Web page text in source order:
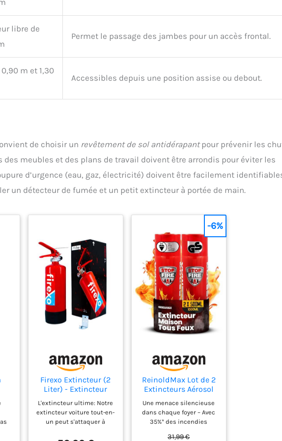
libre de
Permet le passage des jambes pour un accès frontal.
m et 1,30
Accessibles depuis une position assise ou debout.
de choisir un revêtement de sol antidérapantpour prévenir les
des meubles et des plans de travail doivent être arrondis pour éviter les
d’urgence (eau, gaz, électricité) doivent être facilement
un détecteur de fumée et un petit extincteur à portée de main.
Firexo Extincteur (2
Liter) - Extincteur
Maison Tous Feux,
Batterie Lithium,
Bureau, Cuisine,
Voiture, Travail,
L'extincteur ultime: Notre
extincteur voiture tout-en-
un peut s'attaquer à
ReinoldMax Lot de 2
Extincteurs Aérosol
500 ML Maison
Cuisine
Une menace silencieuse
dans chaque foyer – Avec
35%* des incendies
31,99 €
-6%